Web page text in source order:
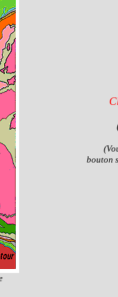
bouton